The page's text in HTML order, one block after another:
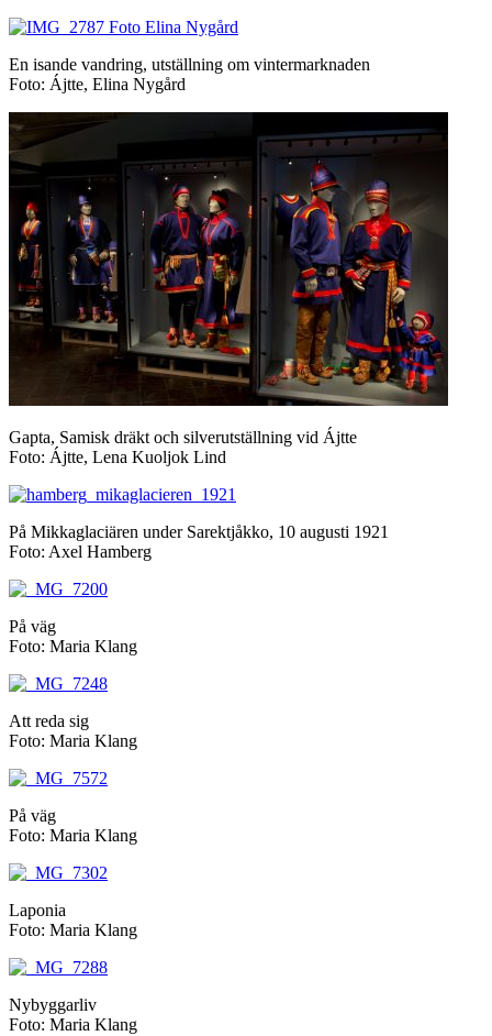
En isande vandring, utställning om vintermarknaden
Foto: Ájtte, Elina Nygård
Gapta, Samisk dräkt och silverutställning vid Ájtte
Foto: Ájtte, Lena Kuoljok Lind
På Mikkaglaciären under Sarektjåkko, 10 augusti 1921
Foto: Axel Hamberg
På väg
Foto: Maria Klang
Att reda sig
Foto: Maria Klang
På väg
Foto: Maria Klang
Laponia
Foto: Maria Klang
Nybyggarliv
Foto: Maria Klang